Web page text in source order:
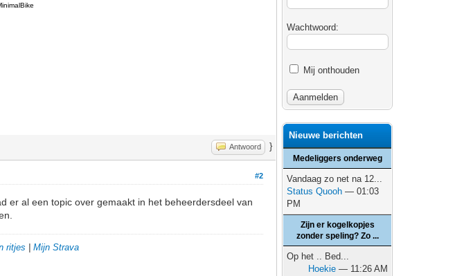
Antwoord }
#2
er al een topic over gemaakt in het beheerdersdeel van
ritjes Mijn Strava
Wachtwoord:
Mij onthouden
Nieuwe berichten
Medeliggers onderweg
Vandaag zo net na 12...
Status Quooh — 01:03
PM
Zijn er kogelkopjes
zonder speling? Zo ...
Op het .. Bed...
Hoekie — 11:26 AM